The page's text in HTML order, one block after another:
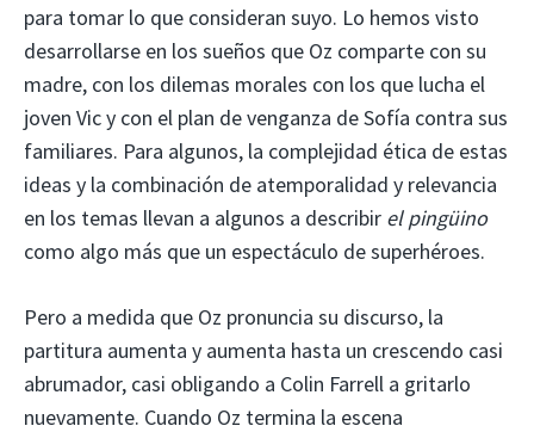
para tomar lo que consideran suyo. Lo hemos visto
desarrollarse en los sueños que Oz comparte con su
madre, con los dilemas morales con los que lucha el
joven Vic y con el plan de venganza de Sofía contra sus
familiares. Para algunos, la complejidad ética de estas
ideas y la combinación de atemporalidad y relevancia
en los temas llevan a algunos a describir el pingüino
como algo más que un espectáculo de superhéroes.
Pero a medida que Oz pronuncia su discurso, la
partitura aumenta y aumenta hasta un crescendo casi
abrumador, casi obligando a Colin Farrell a gritarlo
nuevamente. Cuando Oz termina la escena